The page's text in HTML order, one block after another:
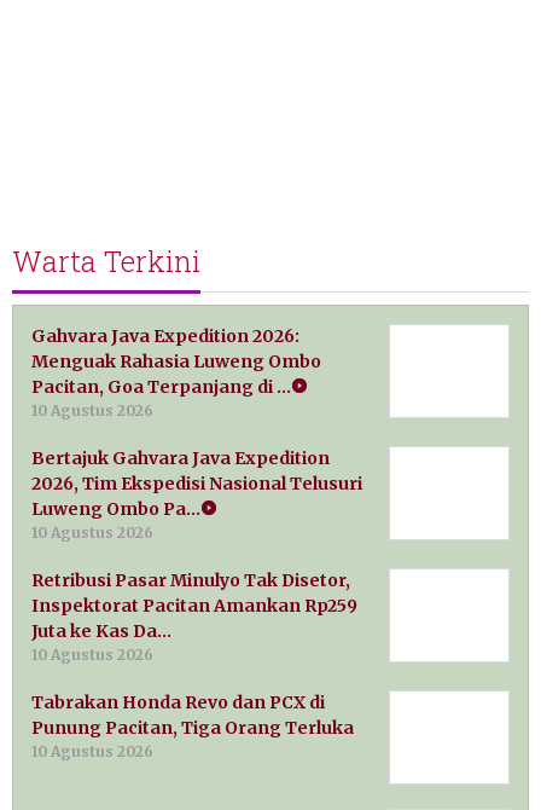
Warta Terkini
Gahvara Java Expedition 2026:
Menguak Rahasia Luweng Ombo
Pacitan, Goa Terpanjang di …
10 Agustus 2026
Bertajuk Gahvara Java Expedition
2026, Tim Ekspedisi Nasional Telusuri
Luweng Ombo Pa…
10 Agustus 2026
Retribusi Pasar Minulyo Tak Disetor,
Inspektorat Pacitan Amankan Rp259
Juta ke Kas Da…
10 Agustus 2026
Tabrakan Honda Revo dan PCX di
Punung Pacitan, Tiga Orang Terluka
10 Agustus 2026